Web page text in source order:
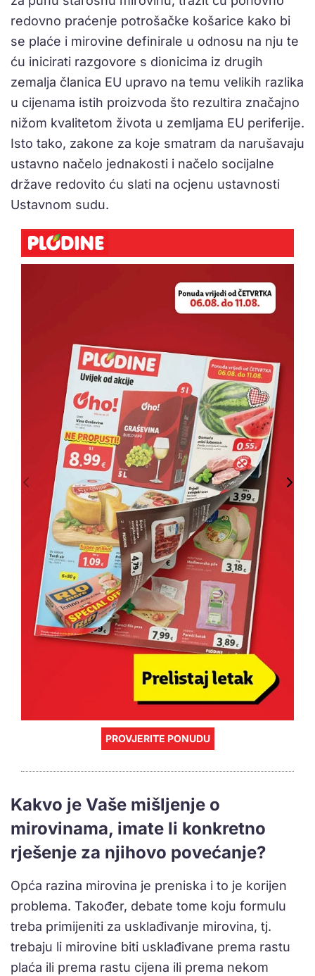
redovno praćenje potrošačke košarice kako bi
se plaće i mirovine definirale u odnosu na nju te
ću inicirati razgovore s dionicima iz drugih
zemalja članica EU upravo na temu velikih razlika
u cijenama istih proizvoda što rezultira značajno
nižom kvalitetom života u zemljama EU periferije.
Isto tako, zakone za koje smatram da narušavaju
ustavno načelo jednakosti i načelo socijalne
države redovito ću slati na ocjenu ustavnosti
Ustavnom sudu.
PROVJERITE PONUDU
Kakvo je Vaše mišljenje o
mirovinama, imate li konkretno
rješenje za njihovo povećanje?
Opća razina mirovina je preniska i to je korijen
problema. Također, debate tome koju formulu
treba primijeniti za usklađivanje mirovina, tj.
trebaju li mirovine biti usklađivane prema rastu
plaća ili prema rastu cijena ili prema nekom